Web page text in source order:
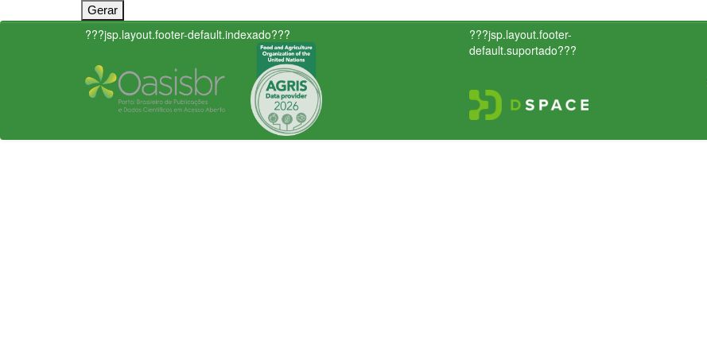
???jsp.layout.footer-default.indexado???
???jsp.layout.footer-
default.suportado???